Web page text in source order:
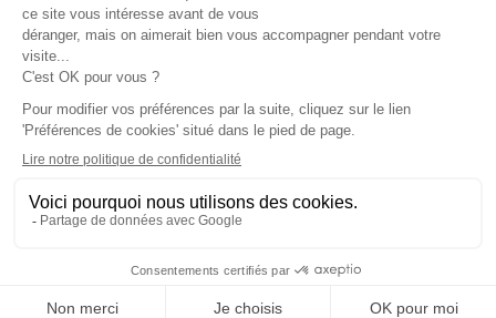
Abonnieren Sie den LDLP-Newsletter, um alle neuesten Nachrichten,
Aktionen und Neuigkeiten zu erhalten.
FOLGEN SIE UNS
© Leurre de la Pêche 2026